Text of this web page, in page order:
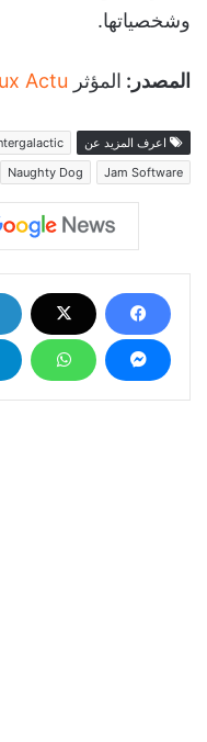
وشخصياتها.
المصدر: المؤثر Actu
اعرف المزيد عن
Jam Software
Naughty Dog